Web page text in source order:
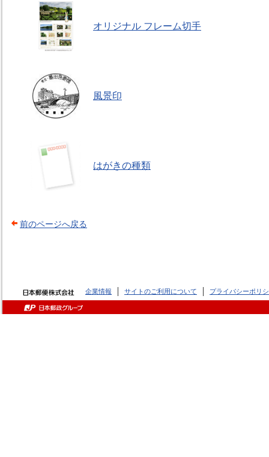
オリジナル フレーム切手
風景印
はがきの種類
前のページへ戻る
企業情報 サイトのご利用について プライバシーポリ